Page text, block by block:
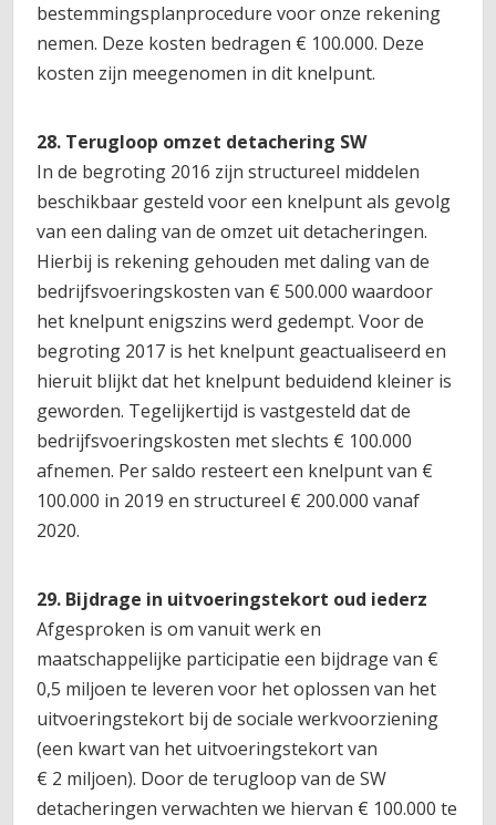
bestemmingsplanprocedure voor onze rekening
nemen. Deze kosten bedragen € 100.000. Deze
kosten zijn meegenomen in dit knelpunt.
28. Terugloop omzet detachering SW
In de begroting 2016 zijn structureel middelen
beschikbaar gesteld voor een knelpunt als gevolg
van een daling van de omzet uit detacheringen.
Hierbij is rekening gehouden met daling van de
bedrijfsvoeringskosten van € 500.000 waardoor
het knelpunt enigszins werd gedempt. Voor de
begroting 2017 is het knelpunt geactualiseerd en
hieruit blijkt dat het knelpunt beduidend kleiner is
geworden. Tegelijkertijd is vastgesteld dat de
bedrijfsvoeringskosten met slechts € 100.000
afnemen. Per saldo resteert een knelpunt van €
100.000 in 2019 en structureel € 200.000 vanaf
2020.
29. Bijdrage in uitvoeringstekort oud iederz
Afgesproken is om vanuit werk en
maatschappelijke participatie een bijdrage van €
0,5 miljoen te leveren voor het oplossen van het
uitvoeringstekort bij de sociale werkvoorziening
(een kwart van het uitvoeringstekort van
€ 2 miljoen). Door de terugloop van de SW
detacheringen verwachten we hiervan € 100.000 te